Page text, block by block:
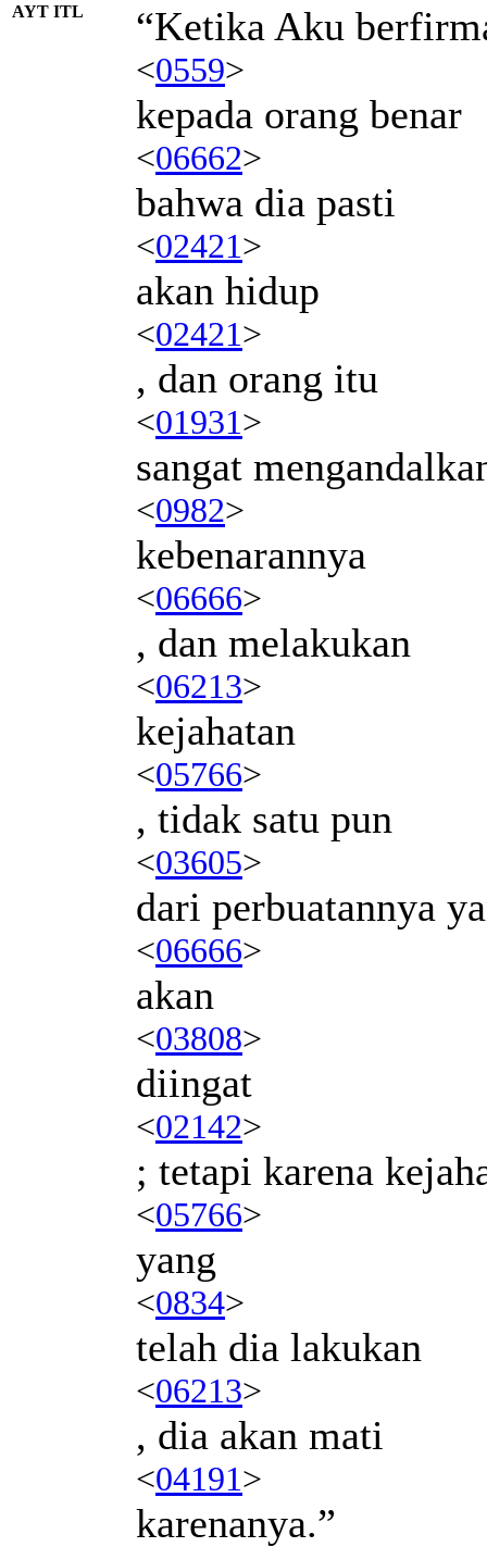
AYT ITL “Ketika Aku
<0559>
kepada orang benar
<06662>
bahwa dia pasti
<02421>
akan hidup
<02421>
, dan orang itu
<01931>
sangat
<0982>
kebenarannya
<06666>
, dan melakukan
<06213>
kejahatan
<05766>
, tidak satu pun
<03605>
dari perbuatannya
<06666>
akan
<03808>
diingat
<02142>
; tetapi karena
<05766>
yang
<0834>
telah dia lakukan
<06213>
, dia akan mati
<04191>
karenanya.”